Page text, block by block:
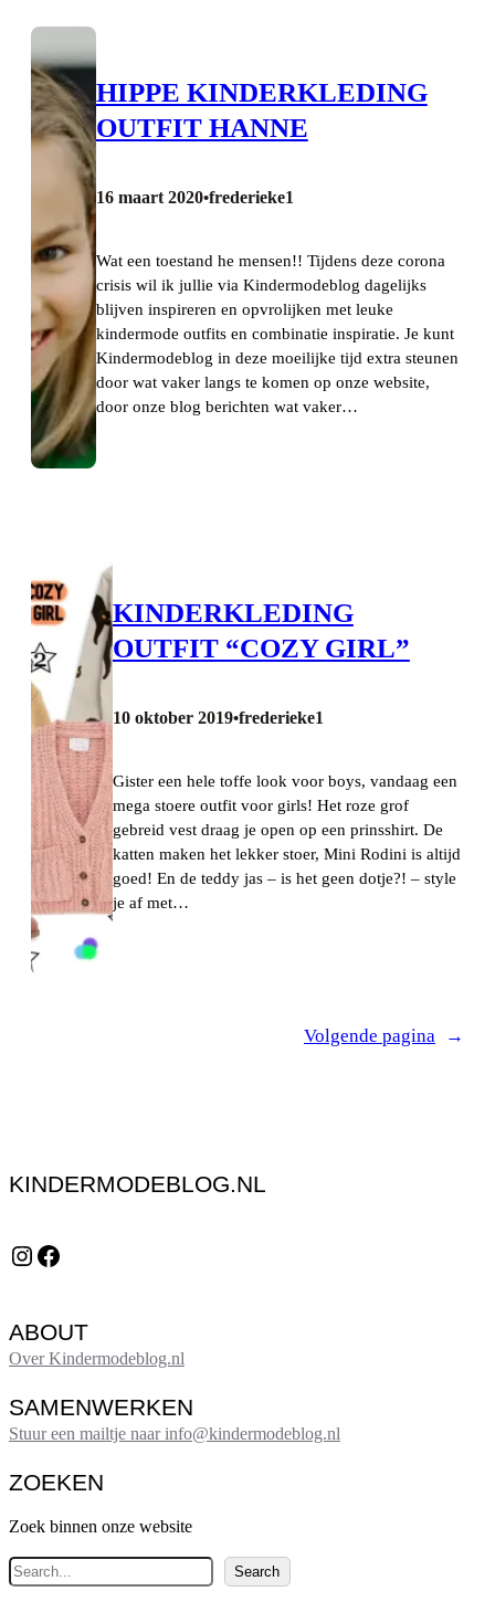
HIPPE KINDERKLEDING
OUTFIT HANNE
16 maart 2020•frederieke1
Wat een toestand he mensen!! Tijdens deze corona
crisis wil ik jullie via Kindermodeblog dagelijks
blijven inspireren en opvrolijken met leuke
kindermode outfits en combinatie inspiratie. Je kunt
Kindermodeblog in deze moeilijke tijd extra steunen
door wat vaker langs te komen op onze website,
door onze blog berichten wat vaker…
KINDERKLEDING
OUTFIT “COZY GIRL”
10 oktober 2019•frederieke1
Gister een hele toffe look voor boys, vandaag een
mega stoere outfit voor girls! Het roze grof
gebreid vest draag je open op een prinsshirt. De
katten maken het lekker stoer, Mini Rodini is altijd
goed! En de teddy jas – is het geen dotje?! – style
je af met…
Volgende pagina →
KINDERMODEBLOG.NL
Instagram Facebook
ABOUT
Over Kindermodeblog.nl
SAMENWERKEN
Stuur een mailtje naar info@kindermodeblog.nl
ZOEKEN
Zoek binnen onze website
Z
o
Search